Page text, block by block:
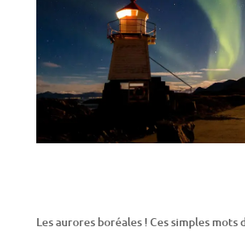
Les aurores boréales ! Ces simples mots